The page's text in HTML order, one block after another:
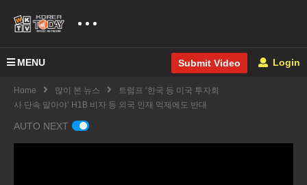
MENU Submit Video Login
Home 많이 본 뉴스
트럼프 ‘한국 등 미국 투자회
사 단속 말아야’ H1B 비자 등 외국 인재 억제에도 반대
AUTO NEXT